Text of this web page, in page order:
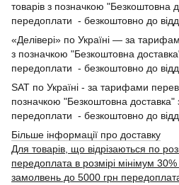
товарів з позначкою "Безкоштовна
передоплати - безкоштовно до
«Делівері» по Україні — за
з позначкою "Безкоштовна
передоплати - безкоштовно до
SAT по Україні - за тарифами
позначкою "Безкоштовна доставка"
передоплати - безкоштовно до
Більше інформації про доставку
Для товарів, що відрізаються по
передоплата в розмірі мінімум
замолвень до 5000 грн